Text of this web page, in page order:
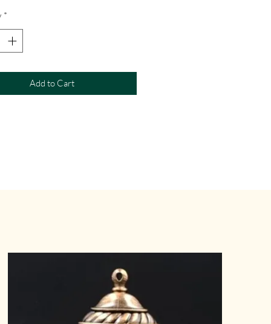
*
Add to Cart